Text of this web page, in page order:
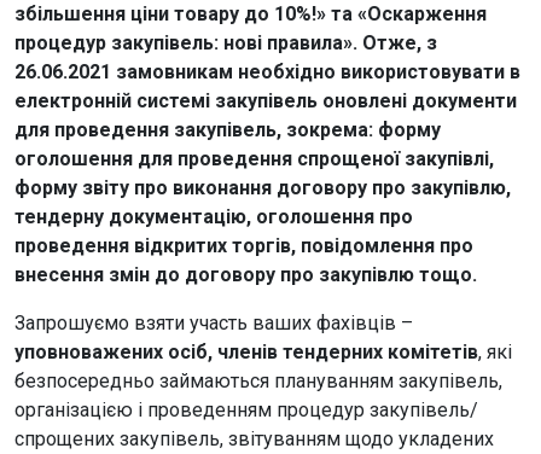
збільшення ціни товару до 10%!» та «Оскарження
процедур закупівель: нові правила». Отже, з
26.06.2021 замовникам необхідно використовувати в
електронній системі закупівель оновлені документи
для проведення закупівель, зокрема: форму
оголошення для проведення спрощеної закупівлі,
форму звіту про виконання договору про закупівлю,
тендерну документацію, оголошення про
проведення відкритих торгів, повідомлення про
внесення змін до договору про закупівлю тощо.
Запрошуємо взяти участь ваших фахівців –
уповноважених осіб, членів тендерних комітетів, які
безпосередньо займаються плануванням закупівель,
організацією і проведенням процедур закупівель/
спрощених закупівель, звітуванням щодо укладених